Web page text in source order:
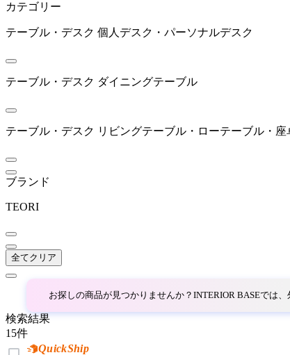
アルテック
ARUNAi
アズマヤ
ビーライン
bellacontte
ベラコンテ
カテゴリー
テーブル・デスク 個人デスク・パーソナルデスク
テーブル・デスク ダイニングテーブル
テーブル・デスク リビングテーブル・ローテーブル・座
ブランド
TEORI
全てクリア
お探しの商品が見つかりませんか？INTERIOR BASEでは
検索結果
15件
QuickShip